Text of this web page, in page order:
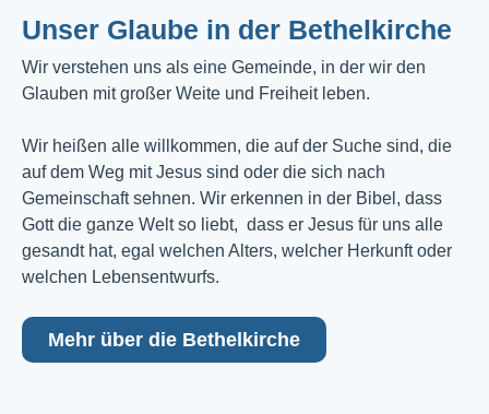
Unser Glaube in der Bethelkirche
Wir verstehen uns als eine Gemeinde, in der wir den
Glauben mit großer Weite und Freiheit leben.
Wir heißen alle willkommen, die auf der Suche sind, die
auf dem Weg mit Jesus sind oder die sich nach
Gemeinschaft sehnen. Wir erkennen in der Bibel, dass
Gott die ganze Welt so liebt, dass er Jesus für uns alle
gesandt hat, egal welchen Alters, welcher Herkunft oder
welchen Lebensentwurfs.
Mehr über die Bethelkirche